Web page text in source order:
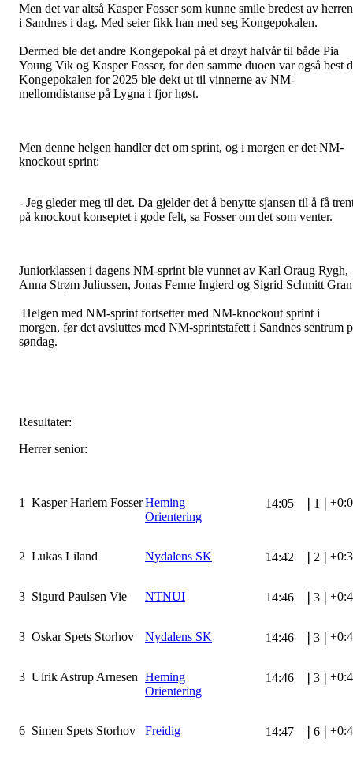
Men det var altså Kasper Fosser som kunne smile bredest av
i Sandnes i dag. Med seier fikk han med seg Kongepokalen.
Dermed ble det andre Kongepokal på et drøyt halvår til både Pia
Young Vik og Kasper Fosser, for den samme duoen var også best
Kongepokalen for 2025 ble dekt ut til vinnerne av NM-
mellomdistanse på Lygna i fjor høst.
Men denne helgen handler det om sprint, og i morgen er det NM-
knockout sprint:
- Jeg gleder meg til det. Da gjelder det å benytte sjansen til å få
på knockout konseptet i gode felt, sa Fosser om det som venter.
Juniorklassen i dagens NM-sprint ble vunnet av Karl Oraug Rygh,
Anna Strøm Juliussen, Jonas Fenne Ingierd og Sigrid Schmitt
Helgen med NM-sprint fortsetter med NM-knockout sprint i
morgen, før det avsluttes med NM-sprintstafett i Sandnes sentrum
søndag.
Resultater:
Herrer senior:
1 Kasper Harlem FosserHeming
Orientering
14:05 1
2 Lukas Liland Nydalens SK 14:42 2
3 Sigurd Paulsen Vie NTNUI 14:46 3
3 Oskar Spets Storhov Nydalens SK 14:46 3
3 Ulrik Astrup Arnesen Heming
Orientering
14:46 3
6 Simen Spets Storhov Freidig 14:47 6